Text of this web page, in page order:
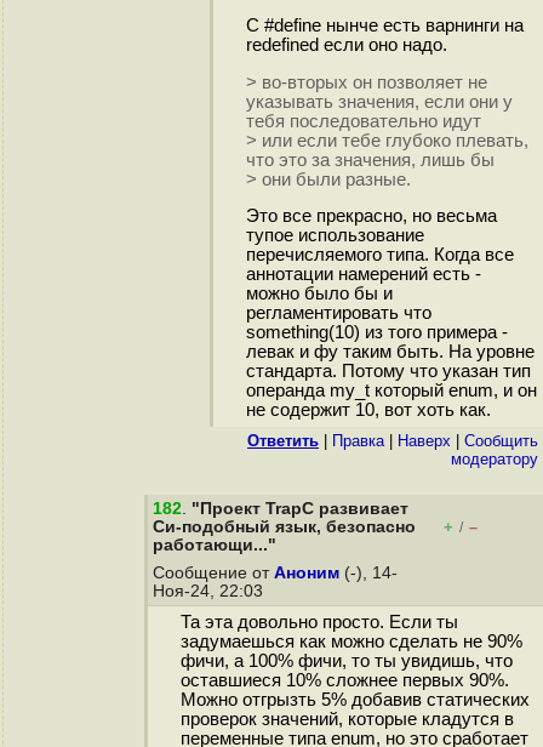
С #define нынче есть варнинги на
redefined если оно надо.
> во-вторых он позволяет не
указывать значения, если они у
тебя последовательно идут
> или если тебе глубоко плевать,
что это за значения, лишь бы
> они были разные.
Это все прекрасно, но весьма
тупое использование
перечисляемого типа. Когда все
аннотации намерений есть -
можно было бы и
регламентировать что
something(10) из того примера -
левак и фу таким быть. На уровне
стандарта. Потому что указан тип
операнда my_t который enum, и он
не содержит 10, вот хоть как.
Ответить Правка| Наверх
Cообщить
модератору
182. "Проект TrapC развивает
Си-подобный язык, безопасно
работающи..."
+ / –
Сообщение от Аноним (-), 14-
Ноя-24, 22:03
Та эта довольно просто. Если ты
задумаешься как можно сделать не 90%
фичи, а 100% фичи, то ты увидишь, что
оставшиеся 10% сложнее первых 90%.
Можно отгрызть 5% добавив статических
проверок значений, которые кладутся в
переменные типа enum, но это сработает